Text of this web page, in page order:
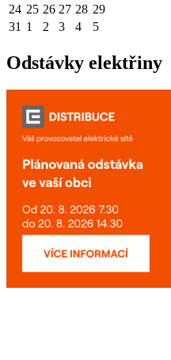
24 25 26 27 28 29
31 1 2 3 4 5
Odstávky elektřiny